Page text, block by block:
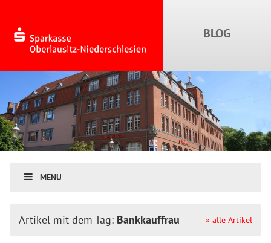
MENU
Artikel mit dem Tag: Bankkauffrau » alle Artikel